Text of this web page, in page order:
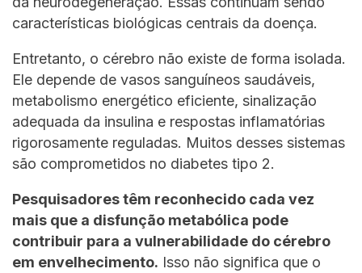
características biológicas centrais da doença.
Entretanto, o cérebro não existe de forma isolada.
Ele depende de vasos sanguíneos saudáveis,
metabolismo energético eficiente, sinalização
adequada da insulina e respostas inflamatórias
rigorosamente reguladas. Muitos desses sistemas
são comprometidos no diabetes tipo 2.
Pesquisadores têm reconhecido cada vez
mais que a disfunção metabólica pode
contribuir para a vulnerabilidade do cérebro
em envelhecimento. Isso não significa que o